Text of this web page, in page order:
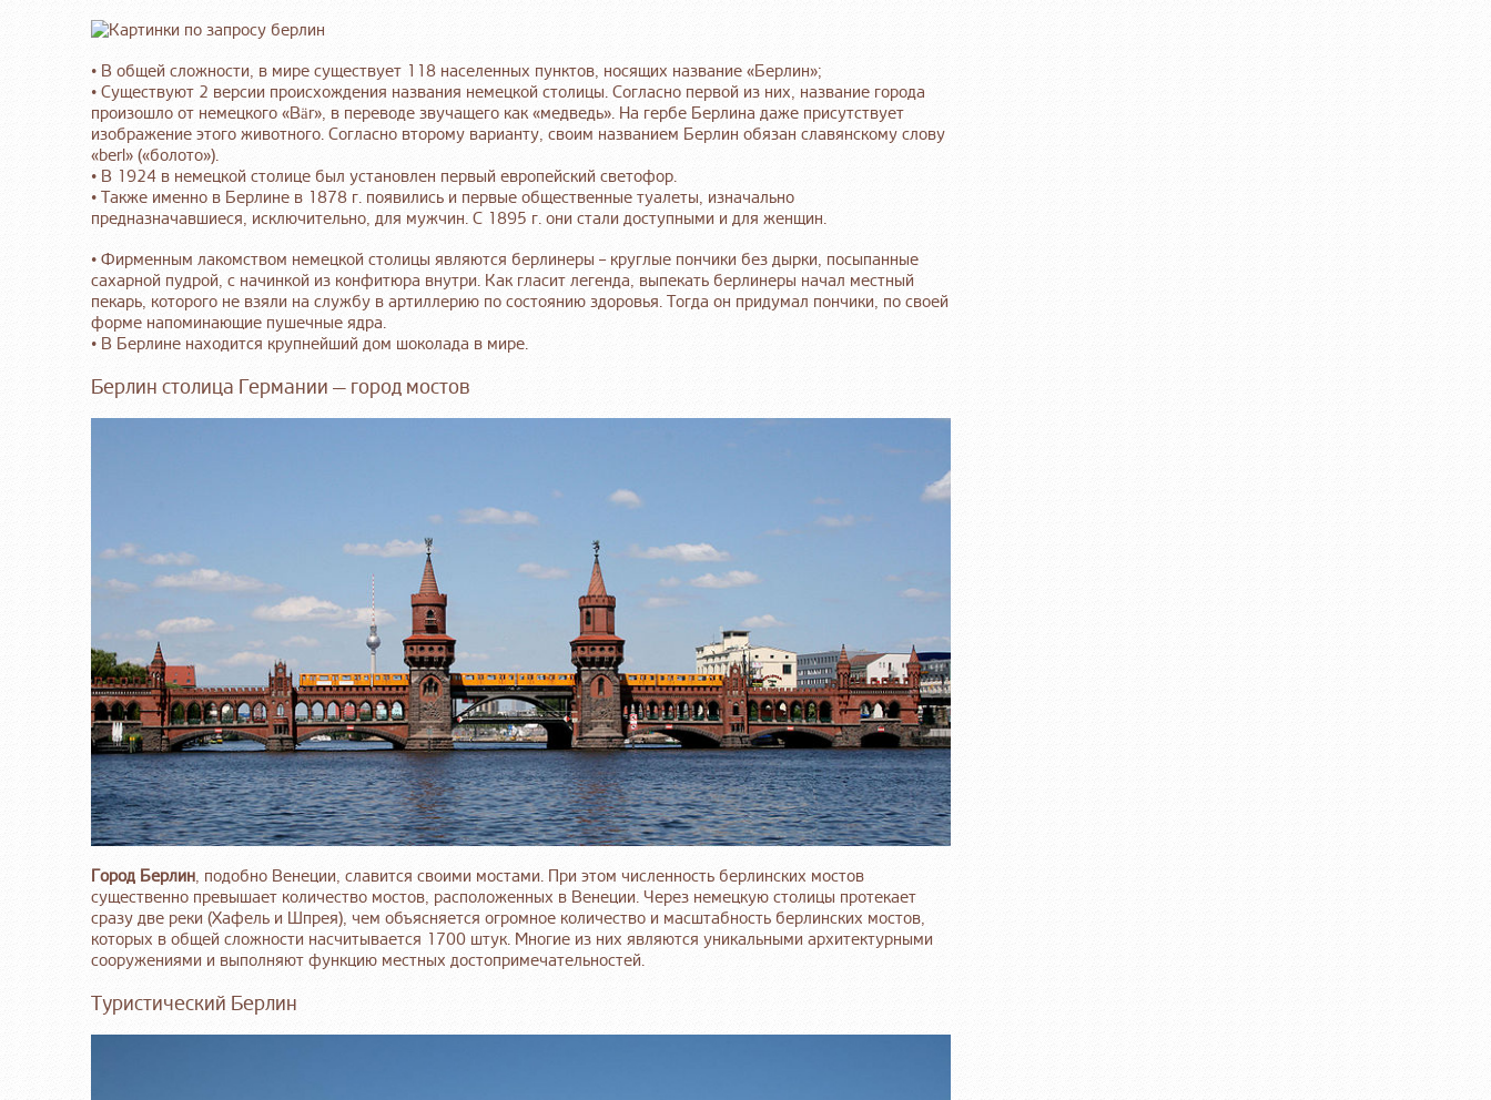
• В общей сложности, в мире существует 118 населенных пунктов, носящих название «Берлин»;
• Существуют 2 версии происхождения названия немецкой столицы. Согласно первой из них, название города
произошло от немецкого «Bär», в переводе звучащего как «медведь». На гербе Берлина даже присутствует
изображение этого животного. Согласно второму варианту, своим названием Берлин обязан славянскому слову
«berl» («болото»).
• В 1924 в немецкой столице был установлен первый европейский светофор.
• Также именно в Берлине в 1878 г. появились и первые общественные туалеты, изначально
предназначавшиеся, исключительно, для мужчин. С 1895 г. они стали доступными и для женщин.
• Фирменным лакомством немецкой столицы являются берлинеры – круглые пончики без дырки, посыпанные
сахарной пудрой, с начинкой из конфитюра внутри. Как гласит легенда, выпекать берлинеры начал местный
пекарь, которого не взяли на службу в артиллерию по состоянию здоровья. Тогда он придумал пончики, по своей
форме напоминающие пушечные ядра.
• В Берлине находится крупнейший дом шоколада в мире.
Берлин столица Германии — город мостов
Город Берлин, подобно Венеции, славится своими мостами. При этом численность берлинских мостов
существенно превышает количество мостов, расположенных в Венеции. Через немецкую столицы протекает
сразу две реки (Хафель и Шпрея), чем объясняется огромное количество и масштабность берлинских мостов,
которых в общей сложности насчитывается 1700 штук. Многие из них являются уникальными архитектурными
сооружениями и выполняют функцию местных достопримечательностей.
Туристический Берлин